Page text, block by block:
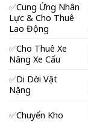
✅Cung Ứng Nhân
Lực & Cho Thuê
Lao Động
✅Cho Thuê Xe
Nâng Xe Cẩu
✅Di Dời Vật
Nặng
✅Chuyển Kho